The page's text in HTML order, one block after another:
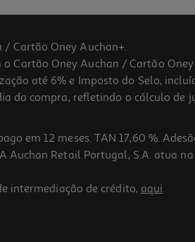
Cartão Oney Auchan+.
Cartão Oney Auchan / Cartão
até 6% e Imposto do Selo,
da compra, refletindo o cálculo de
em 12 meses. TAN 17,60 %.
Auchan Retail Portugal, S.A. atua
intermediação de crédito, aqui.